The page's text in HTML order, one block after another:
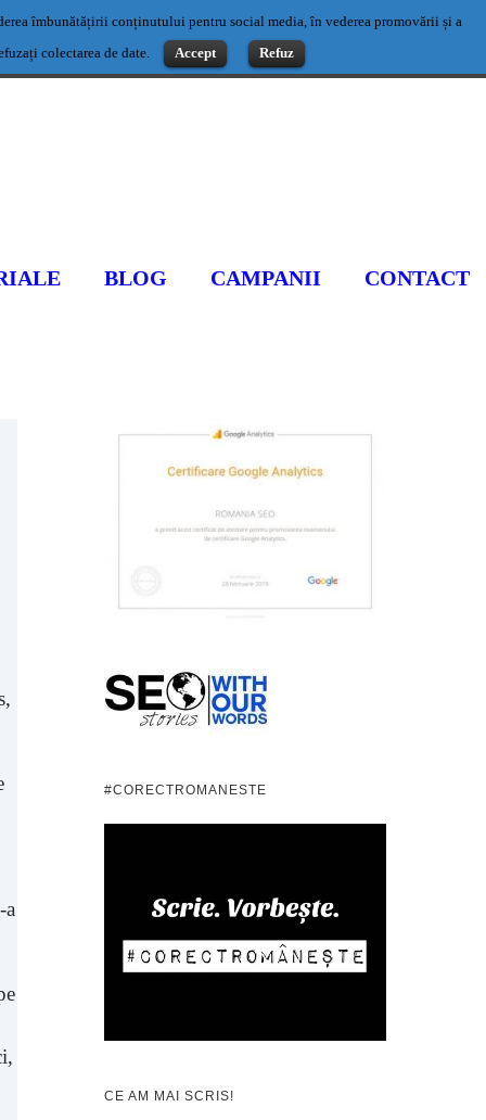
Contact: 0769500983 sau office@romaniaseo.com
BLOG CAMPANII CONTACT
a
#CORECTROMANESTE
CE AM MAI SCRIS!
îmbunătățirii conținutului pentru social media, în vederea promovării și a
colectarea de date.
Accept Refuz